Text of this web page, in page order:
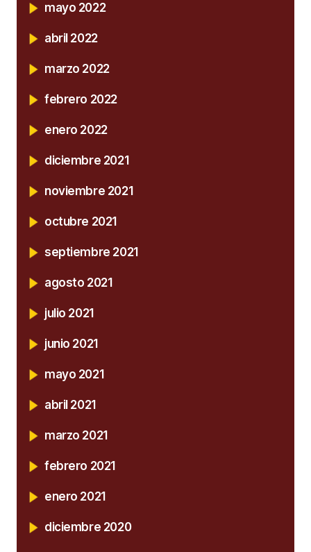
mayo 2022
abril 2022
marzo 2022
febrero 2022
enero 2022
diciembre 2021
noviembre 2021
octubre 2021
septiembre 2021
agosto 2021
julio 2021
junio 2021
mayo 2021
abril 2021
marzo 2021
febrero 2021
enero 2021
diciembre 2020